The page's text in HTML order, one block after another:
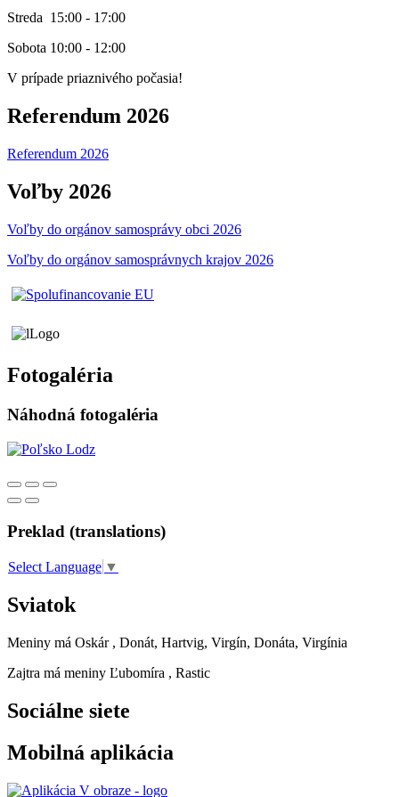
Streda 15:00 - 17:00
Sobota 10:00 - 12:00
V prípade priaznivého počasia!
Referendum 2026
Referendum 2026
Voľby 2026
Voľby do orgánov samosprávy obci 2026
Voľby do orgánov samosprávnych krajov 2026
Fotogaléria
Náhodná fotogaléria
Preklad (translations)
Select Language ▼
Sviatok
Meniny má Oskár , Donát, Hartvig, Virgín, Donáta, Virgínia
Zajtra má meniny Ľubomíra , Rastic
Sociálne siete
Mobilná aplikácia